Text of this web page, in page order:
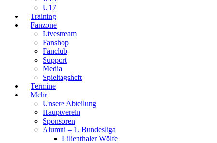
U17
Training
Fanzone
Livestream
Fanshop
Fanclub
Support
Media
Spieltagsheft
Termine
Mehr
Unsere Abteilung
Hauptverein
Sponsoren
Alumni – 1. Bundesliga
Lilienthaler Wölfe